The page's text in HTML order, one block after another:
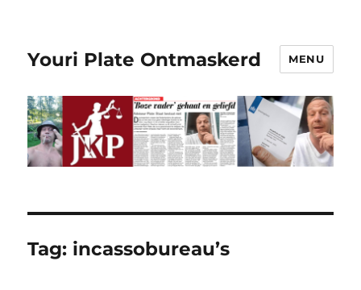
Youri Plate Ontmaskerd MENU
Tag: incassobureau’s